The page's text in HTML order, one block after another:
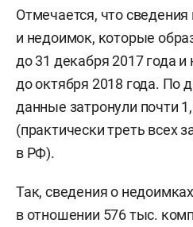
Отмечается, что
и недоимок, которые
до 31 декабря 2017 года
до октября 2018 года. По
данные затронули почти
(практически треть всех
в РФ).
Так, сведения о
в отношении 576 тыс.